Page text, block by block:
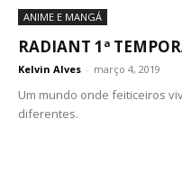
ANIME E MANGÁ
RADIANT 1ª
Kelvin Alves - março 4, 2019
Um mundo onde feiticeiros
diferentes.